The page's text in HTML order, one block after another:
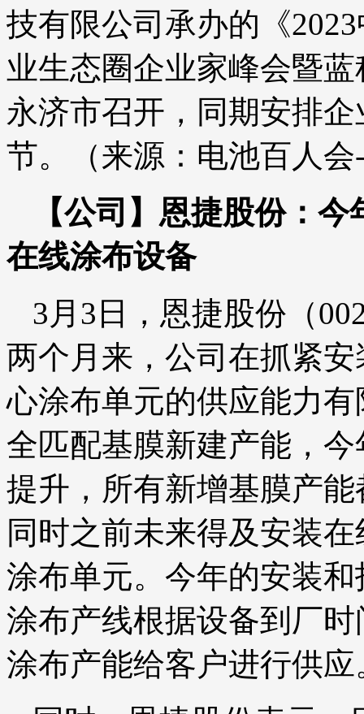
技有限公司承办的《
业生态圈企业家峰会暨
永济市召开，同期安排
节。（来源：电池百人
【公司】恩捷股份：
在线涂布设备
3月3日，恩捷股份（
两个月来，公司在抓紧
心涂布单元的供应能力
全匹配基膜新建产能，
提升，所有新增基膜产
同时之前未来得及安装
涂布单元。今年的安装
涂布产线根据设备到厂
涂布产能给客户进行供应